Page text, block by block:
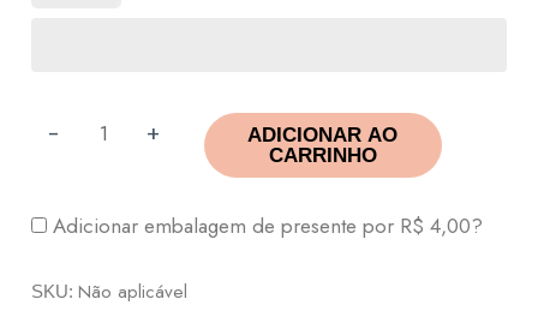
- +
ADICIONAR AO
CARRINHO
Adicionar embalagem de presente por R$ 4,00?
SKU:Não aplicável